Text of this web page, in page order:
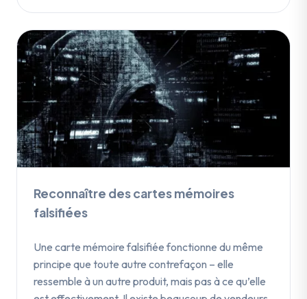
Reconnaître des cartes mémoires
falsifiées
Une carte mémoire falsifiée fonctionne du même
principe que toute autre contrefaçon – elle
ressemble à un autre produit, mais pas à ce qu’elle